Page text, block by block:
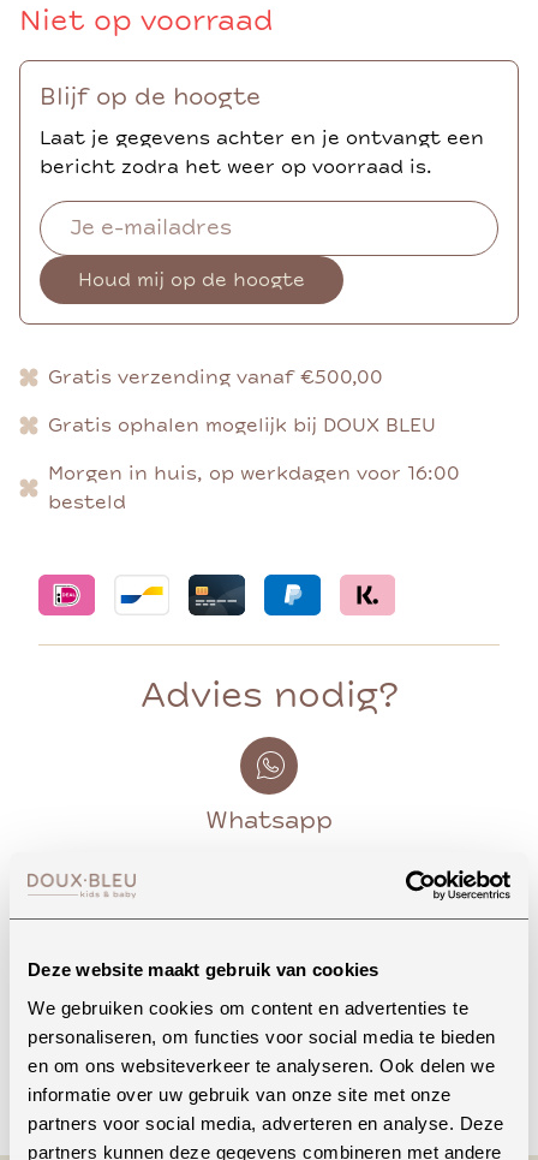
Deze website maakt gebruik van cookies
We gebruiken cookies om content en advertenties te
personaliseren, om functies voor social media te bieden
en om ons websiteverkeer te analyseren. Ook delen we
informatie over uw gebruik van onze site met onze
partners voor social media, adverteren en analyse. Deze
partners kunnen deze gegevens combineren met andere
Niet op voorraad
Blijf op de hoogte
Laat je gegevens achter en je ontvangt een
bericht zodra het weer op voorraad is.
Houd mij op de hoogte
Gratis verzending vanaf €500,00
Gratis ophalen mogelijk bij DOUX BLEU
Morgen in huis, op werkdagen voor 16:00
besteld
Advies nodig?
Whatsapp
Bekijk openingstijden
Bellen